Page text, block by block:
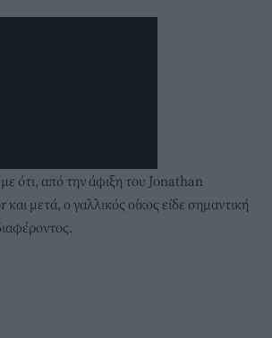
ότι, από την άφιξη του Jonathan
μετά, ο γαλλικός οίκος είδε σημαντική